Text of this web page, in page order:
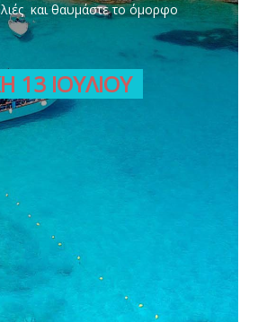
και θαυμάστε το όμορφο
13 ΙΟΥΛΙΟΥ